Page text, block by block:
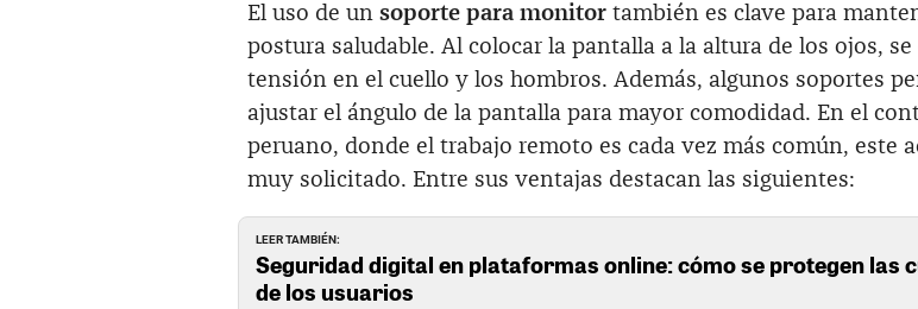
El uso de un soporte para monitor también es clave para
postura saludable. Al colocar la pantalla a la altura de los ojos,
tensión en el cuello y los hombros. Además, algunos soportes
ajustar el ángulo de la pantalla para mayor comodidad. En el
peruano, donde el trabajo remoto es cada vez más común, este
muy solicitado. Entre sus ventajas destacan las siguientes:
LEER TAMBIÉN:
Seguridad digital en plataformas online: cómo se protegen las
de los usuarios